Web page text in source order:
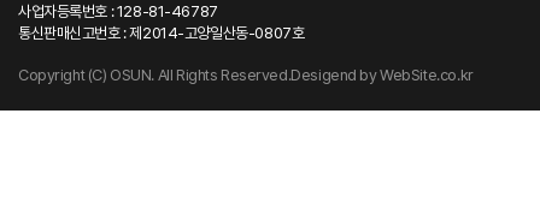
사업자등록번호 : 128-81-46787
통신판매신고번호 : 제2014-고양일산동-0807호
Copyright (C) OSUN. All Rights Reserved.Desigend by WebSite.co.kr